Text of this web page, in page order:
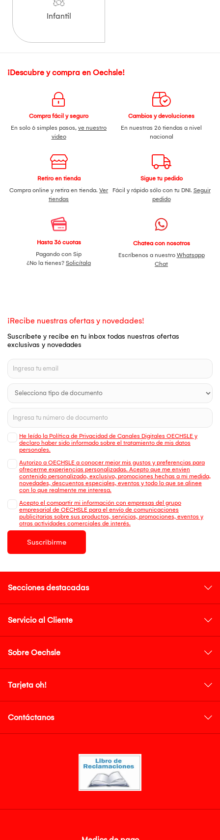
Infantil
¡Descubre y compra en Oechsle!
Compra fácil y seguro
En solo 6 simples pasos, ve nuestro
video
Cambios y devoluciones
En nuestras 26 tiendas a nivel
nacional
Retiro en tienda
Compra online y retira en tienda. Ver
tiendas
Sigue tu pedido
Fácil y rápido sólo con tu DNI. Seguir
pedido
Hasta 36 cuotas
Pagando con Sip
¿No la tienes? Solicítala
Chatea con nosotros
Escríbenos a nuestro Whatsapp
Chat
¡Recibe nuestras ofertas y novedades!
Suscríbete y recibe en tu inbox todas nuestras ofertas
exclusivas y novedades
He leído la Política de Privacidad de Canales Digitales OECHSLE y
declaro haber sido informado sobre el tratamiento de mis datos
personales.
Autorizo a OECHSLE a conocer mejor mis gustos y preferencias para
ofrecerme experiencias personalizadas. Acepto que me envien
contenido personalizado, exclusivo, promociones hechas a mi medida,
novedades, descuentos especiales, eventos y todo lo que se alinee
con lo que realmente me interesa.
Acepto el compartir mi información con empresas del grupo
empresarial de OECHSLE para el envío de comunicaciones
publicitarias sobre sus productos, servicios, promociones, eventos y
otras actividades comerciales de interés.
Suscribirme
Secciones destacadas
Servicio al Cliente
Sobre Oechsle
Tarjeta oh!
Contáctanos